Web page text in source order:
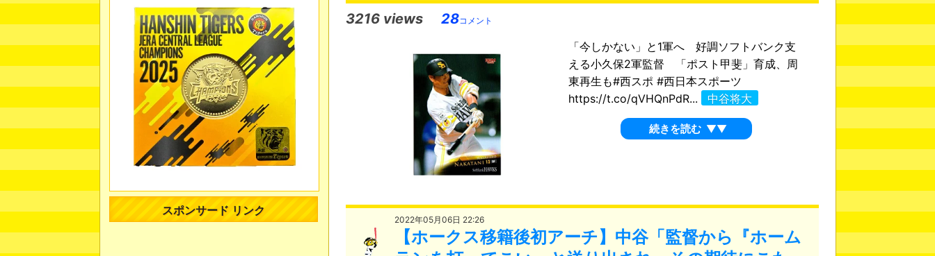
3216 views 28コメント
「今しかない」と1軍へ 好調ソフトバンク支
える小久保2軍監督 「ポスト甲斐」育成、周
東再生も#西スポ #西日本スポーツ
https://t.co/qVHQnPdR...
中谷将大
続きを読む ▼▼
2022年05月06日 22:26
【ホークス移籍後初アーチ】中谷「監督から『ホーム
スポンサード リンク